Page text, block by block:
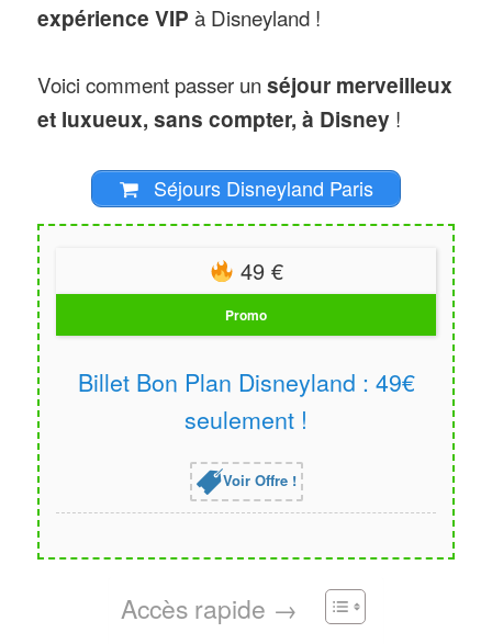
expérience VIP à Disneyland !
Voici comment passer unséjour merveilleux
et luxueux, sans compter, à Disney !
Séjours Disneyland Paris
49 €
Promo
Billet Bon Plan Disneyland : 49€
seulement !
Voir Offre !
Accès rapide →